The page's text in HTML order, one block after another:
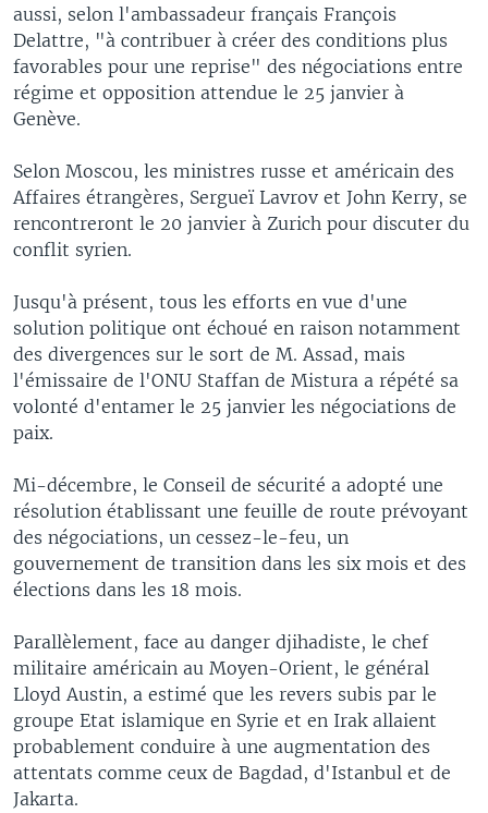
aussi, selon l'ambassadeur français François
Delattre, "à contribuer à créer des conditions plus
favorables pour une reprise" des négociations entre
régime et opposition attendue le 25 janvier à
Genève.
Selon Moscou, les ministres russe et américain des
Affaires étrangères, Sergueï Lavrov et John Kerry, se
rencontreront le 20 janvier à Zurich pour discuter du
conflit syrien.
Jusqu'à présent, tous les efforts en vue d'une
solution politique ont échoué en raison notamment
des divergences sur le sort de M. Assad, mais
l'émissaire de l'ONU Staffan de Mistura a répété sa
volonté d'entamer le 25 janvier les négociations de
paix.
Mi-décembre, le Conseil de sécurité a adopté une
résolution établissant une feuille de route prévoyant
des négociations, un cessez-le-feu, un
gouvernement de transition dans les six mois et des
élections dans les 18 mois.
Parallèlement, face au danger djihadiste, le chef
militaire américain au Moyen-Orient, le général
Lloyd Austin, a estimé que les revers subis par le
groupe Etat islamique en Syrie et en Irak allaient
probablement conduire à une augmentation des
attentats comme ceux de Bagdad, d'Istanbul et de
Jakarta.